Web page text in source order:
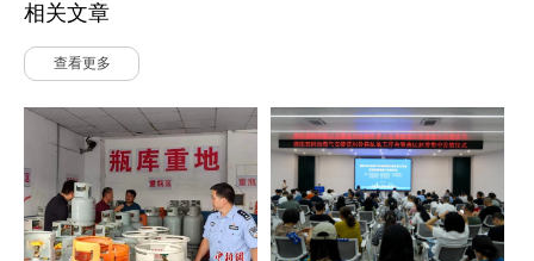
相关文章
查看更多